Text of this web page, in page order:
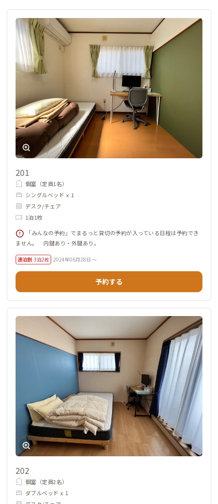
201
個室（定員1名）
シングルベッド x 1
デスク/チェア
1泊1枚
「みんなの予約」でまるっと貸切の予約が入っている日程は予約でき
ません。 内鍵あり・外鍵あり。
連泊割 3泊2枚 2024年06月28日 ～
予約する
202
個室（定員2名）
ダブルベッド x 1